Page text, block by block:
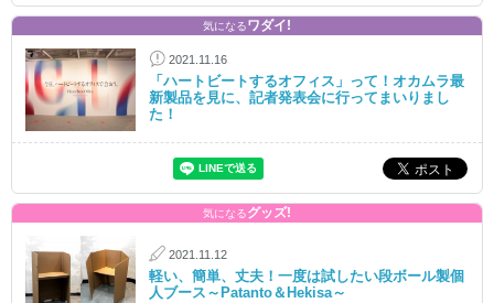
気になるワダイ!
2021.11.16
「ハートビートするオフィス」って！オカムラ最
新製品を見に、記者発表会に行ってまいりまし
た！
気になるグッズ!
2021.11.12
軽い、簡単、丈夫！一度は試したい段ボール製個
人ブース～Patanto＆Hekisa～